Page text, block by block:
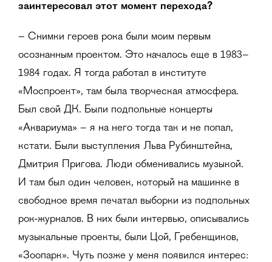
заинтересовал этот момент перехода?
– Снимки героев рока были моим первым
осознанным проектом. Это началось еще в 1983–
1984 годах. Я тогда работал в институте
«Моспроект», там была творческая атмосфера.
Был свой ДК. Были подпольные концерты
«Аквариума» – я на него тогда так и не попал,
кстати. Были выступления Льва Рубинштейна,
Дмитрия Пригова. Люди обменивались музыкой.
И там был один человек, который на машинке в
свободное время печатал выборки из подпольных
рок-журналов. В них были интервью, описывались
музыкальные проекты, были Цой, Гребенщиков,
«Зоопарк». Чуть позже у меня появился интерес: